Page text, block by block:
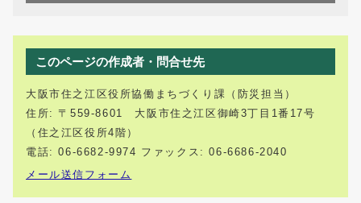
このページの作成者・問合せ先
大阪市住之江区役所協働まちづくり課（防災担当）
住所: 〒559-8601 大阪市住之江区御崎3丁目1番17号
（住之江区役所4階）
電話: 06-6682-9974 ファックス: 06-6686-2040
メール送信フォーム